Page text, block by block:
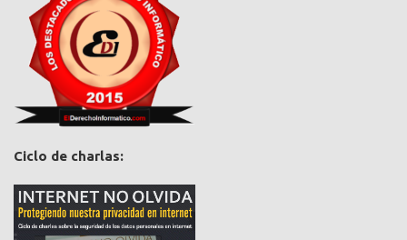
Ciclo de charlas: